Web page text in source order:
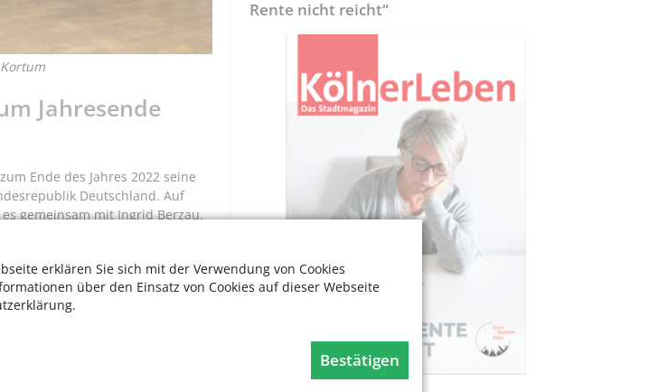
erklären Sie sich mit der Verwendung von Cookies
über den Einsatz von Cookies auf dieser Webseite
Bestätigen
Jahresende
Ende des Jahres 2022 seine
Deutschland. Auf
gemeinsam mit Ingrid Berzau.
Alters und
Mitteln
Teilnahme
Rente nicht reicht“